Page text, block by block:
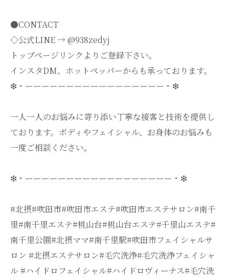
●CONTACT
◇公式LINE → @938zedyj
トップページリンクよりご登録下さい。
インスタDM、ホットペッパーからも承っております。
❇・ーーーーーーーーーーーーーーーーー・❇
一人一人のお悩みに寄り添い丁寧な接客と技術を提供し
ております。ボディやフェイシャル、お身体のお悩みも
一度ご相談ください。
❇・ーーーーーーーーーーーーーーーーーー・❇
#北摂#吹田市#吹田市エステ#吹田市エステサロン#南千
里#南千里エステ#桃山台#桃山台エステ#千里山エステ#
南千里公園#北摂ママ#南千里駅#吹田市フェイシャルサ
ロン #北摂エステサロン#毛穴洗浄#毛穴洗浄フェイシャ
ル #ハイドロフェイシャル#ハイドロヴィーナス#毛穴洗